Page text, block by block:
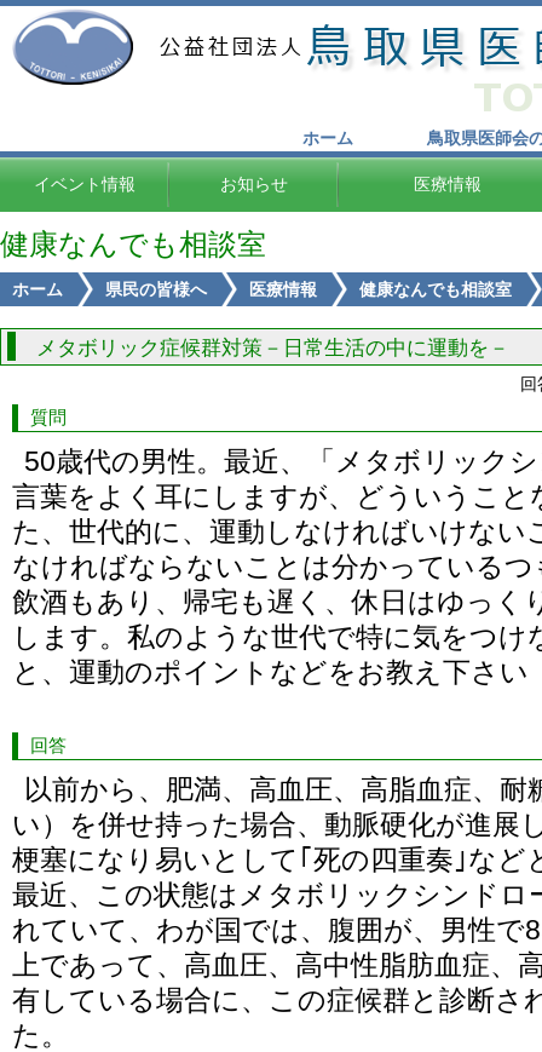
ホーム 鳥取県医師会
イベント情報 お知らせ 医療情報
健康なんでも相談室
ホーム 県民の皆様へ 医療情報 健康なんでも相談室
メタボリック症候群対策－日常生活の中に運動を－
質問
50歳代の男性。最近、「メタボリック
言葉をよく耳にしますが、どういうこ
た、世代的に、運動しなければいけない
なければならないことは分かっている
飲酒もあり、帰宅も遅く、休日はゆっく
します。私のような世代で特に気をつ
と、運動のポイントなどをお教え下さい
回答
以前から、肥満、高血圧、高脂血症、耐
い）を併せ持った場合、動脈硬化が進展
梗塞になり易いとして｢死の四重奏｣など
最近、この状態はメタボリックシンドロ
れていて、わが国では、腹囲が、男性で
上であって、高血圧、高中性脂肪血症、
有している場合に、この症候群と診断さ
た。